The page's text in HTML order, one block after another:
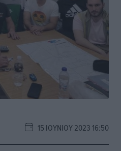
15 ΙΟΥΝΊΟΥ 2023 16:50